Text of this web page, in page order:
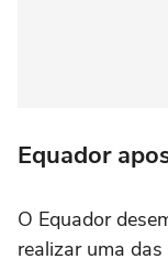
Equador
O Equador
realizar uma